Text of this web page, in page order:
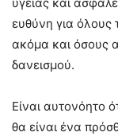
ευθύνη για όλους
ακόμα και όσους
δανεισμού.
Είναι αυτονόητο
θα είναι ένα